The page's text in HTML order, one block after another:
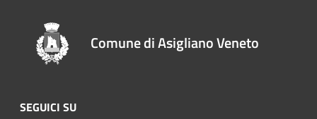
Comune di Asigliano Veneto
SEGUICI SU